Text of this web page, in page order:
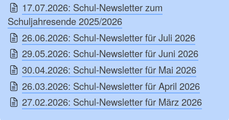
17.07.2026: Schul-Newsletter zum
Schuljahresende 2025/2026
26.06.2026: Schul-Newsletter für Juli 2026
29.05.2026: Schul-Newsletter für Juni 2026
30.04.2026: Schul-Newsletter für Mai 2026
26.03.2026: Schul-Newsletter für April 2026
27.02.2026: Schul-Newsletter für März 2026